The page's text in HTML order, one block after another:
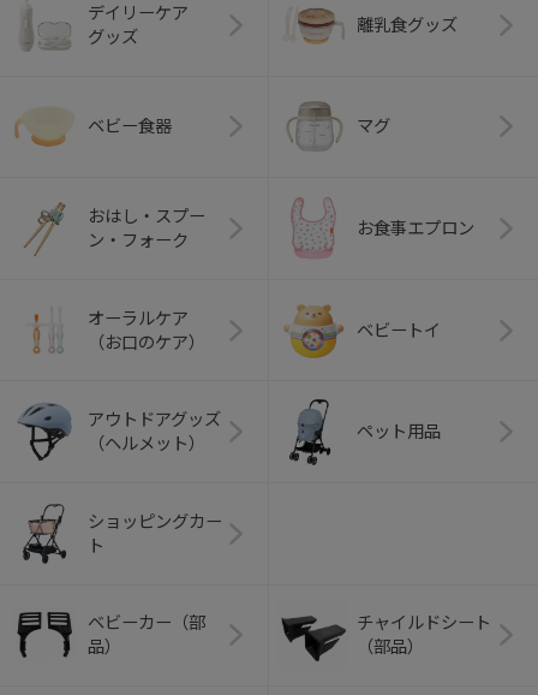
デイリーケア
グッズ
離乳食グッズ
ベビー食器 マグ
おはし・スプー
ン・フォーク
お食事エプロン
オーラルケア
（お口のケア）
ベビートイ
アウトドアグッズ
（ヘルメット）
ペット用品
ショッピングカー
ト
ベビーカー（部
品）
チャイルドシート
（部品）